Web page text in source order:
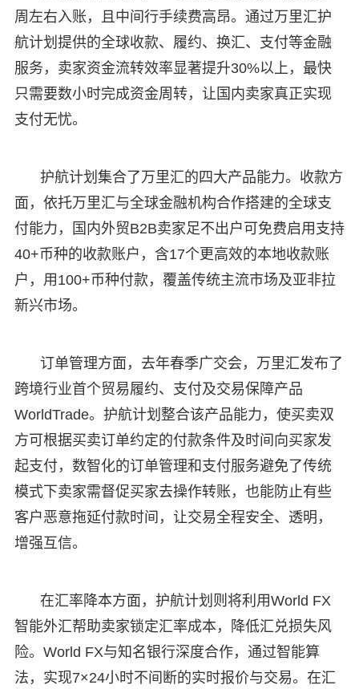
周左右入账，且中间行手续费高昂。通过万里汇护
航计划提供的全球收款、履约、换汇、支付等金融
服务，卖家资金流转效率显著提升30%以上，最快
只需要数小时完成资金周转，让国内卖家真正实现
支付无忧。
护航计划集合了万里汇的四大产品能力。收款方
面，依托万里汇与全球金融机构合作搭建的全球支
付能力，国内外贸B2B卖家足不出户可免费启用支持
40+币种的收款账户，含17个更高效的本地收款账
户，用100+币种付款，覆盖传统主流市场及亚非拉
新兴市场。
订单管理方面，去年春季广交会，万里汇发布了
跨境行业首个贸易履约、支付及交易保障产品
WorldTrade。护航计划整合该产品能力，使买卖双
方可根据买卖订单约定的付款条件及时间向买家发
起支付，数智化的订单管理和支付服务避免了传统
模式下卖家需督促买家去操作转账，也能防止有些
客户恶意拖延付款时间，让交易全程安全、透明，
增强互信。
在汇率降本方面，护航计划则将利用World FX
智能外汇帮助卖家锁定汇率成本，降低汇兑损失风
险。World FX与知名银行深度合作，通过智能算
法，实现7×24小时不间断的实时报价与交易。在汇